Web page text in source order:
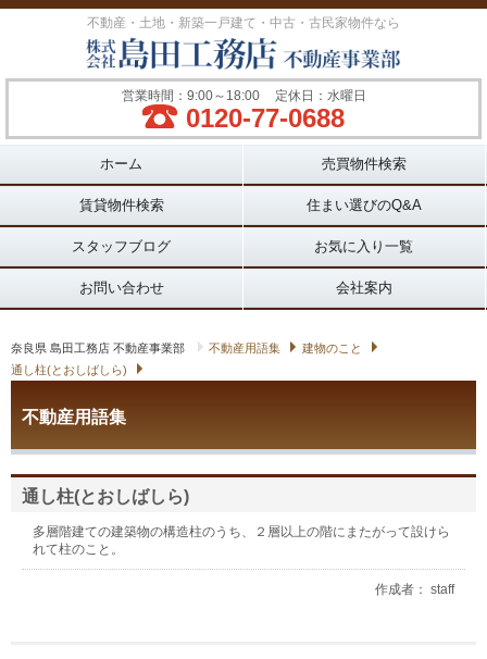
不動産・土地・新築一戸建て・中古・古民家物件なら
営業時間：9:00～18:00 定休日：水曜日
0120-77-0688
ホーム 売買物件検索
賃貸物件検索 住まい選びのQ&A
スタッフブログ お気に入り一覧
お問い合わせ 会社案内
奈良県 島田工務店 不動産事業部 不動産用語集
建物のこと
通し柱(とおしばしら)
不動産用語集
通し柱(とおしばしら)
多層階建ての建築物の構造柱のうち、２層以上の階にまたがって設けら
れて柱のこと。
作成者： staff